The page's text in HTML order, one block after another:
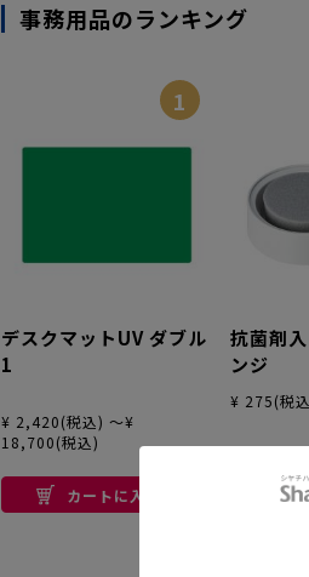
事務用品のランキング
1
デスクマットUV ダブル
1
¥ 2,420(税込) ～¥
18,700(税込)
カートに入れる
抗菌剤
ンジ
¥ 275(税